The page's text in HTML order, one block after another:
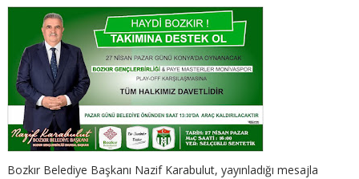
Bozkır Belediye Başkanı Nazif Karabulut, yayınladığı mesajla